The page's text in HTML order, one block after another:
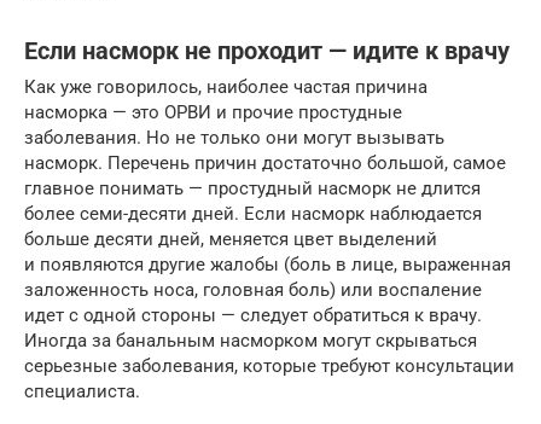
Если насморк не проходит — идите к врачу
Как уже говорилось, наиболее частая причина
насморка — это ОРВИ и прочие простудные
заболевания. Но не только они могут вызывать
насморк. Перечень причин достаточно большой, самое
главное понимать — простудный насморк не длится
более семи-десяти дней. Если насморк наблюдается
больше десяти дней, меняется цвет выделений
и появляются другие жалобы (боль в лице, выраженная
заложенность носа, головная боль) или воспаление
идет с одной стороны — следует обратиться к врачу.
Иногда за банальным насморком могут скрываться
серьезные заболевания, которые требуют консультации
специалиста.